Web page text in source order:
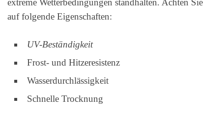
extreme Wetterbedingungen standhalten. Achten Sie
auf folgende Eigenschaften:
UV-Beständigkeit
Frost- und Hitzeresistenz
Wasserdurchlässigkeit
Schnelle Trocknung